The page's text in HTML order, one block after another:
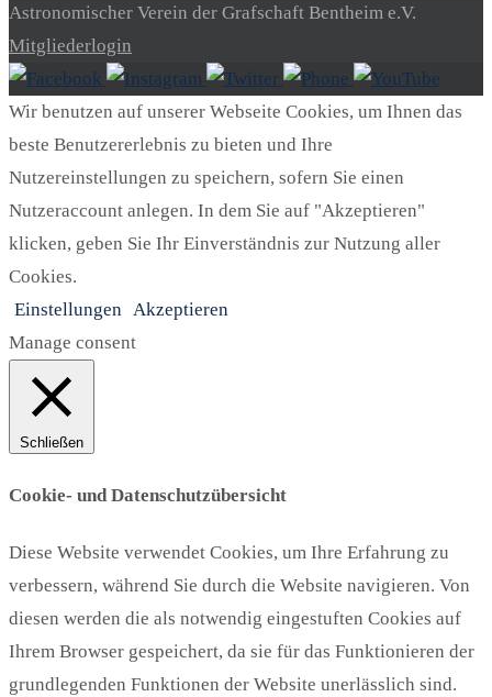
Astronomischer Verein der Grafschaft Bentheim e.V.
Mitgliederlogin
Wir benutzen auf unserer Webseite Cookies, um Ihnen das
beste Benutzererlebnis zu bieten und Ihre
Nutzereinstellungen zu speichern, sofern Sie einen
Nutzeraccount anlegen. In dem Sie auf "Akzeptieren"
klicken, geben Sie Ihr Einverständnis zur Nutzung aller
Cookies.
Einstellungen Akzeptieren
Manage consent
Schließen
Cookie- und Datenschutzübersicht
Diese Website verwendet Cookies, um Ihre Erfahrung zu
verbessern, während Sie durch die Website navigieren. Von
diesen werden die als notwendig eingestuften Cookies auf
Ihrem Browser gespeichert, da sie für das Funktionieren der
grundlegenden Funktionen der Website unerlässlich sind.